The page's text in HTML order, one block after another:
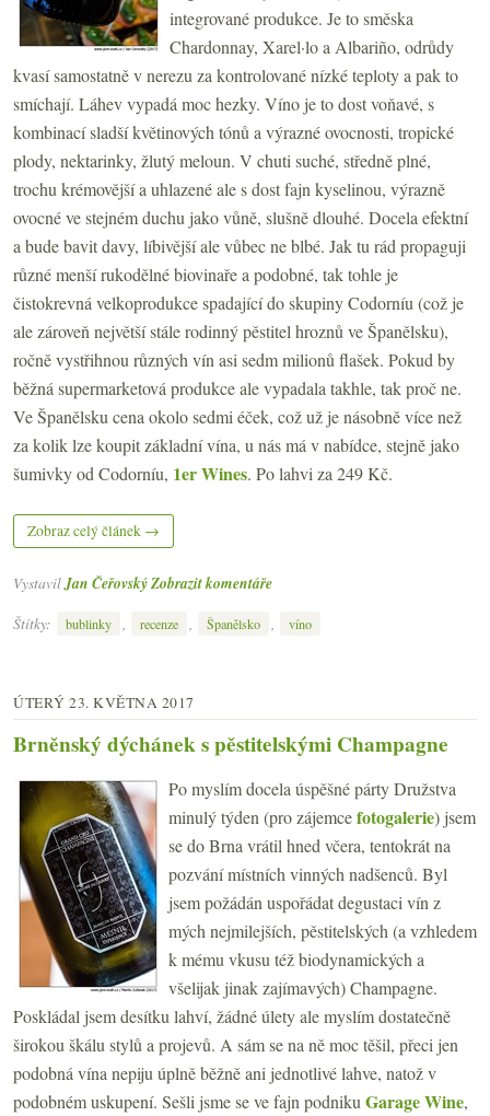
integrované produkce. Je to směska
Chardonnay, Xarel·lo a Albariño, odrůdy
kvasí samostatně v nerezu za kontrolované nízké teploty a pak to
smíchají. Láhev vypadá moc hezky. Víno je to dost voňavé, s
kombinací sladší květinových tónů a výrazné ovocnosti, tropické
plody, nektarinky, žlutý meloun. V chuti suché, středně plné,
trochu krémovější a uhlazené ale s dost fajn kyselinou, výrazně
ovocné ve stejném duchu jako vůně, slušně dlouhé. Docela efektní
a bude bavit davy, líbivější ale vůbec ne blbé. Jak tu rád propaguji
různé menší rukodělné biovinaře a podobné, tak tohle je
čistokrevná velkoprodukce spadající do skupiny Codorníu (což je
ale zároveň největší stále rodinný pěstitel hroznů ve Španělsku),
ročně vystřihnou různých vín asi sedm milionů flašek. Pokud by
běžná supermarketová produkce ale vypadala takhle, tak proč ne.
Ve Španělsku cena okolo sedmi éček, což už je násobně více než
za kolik lze koupit základní vína, u nás má v nabídce, stejně jako
šumivky od Codorníu, 1er Wines. Po lahvi za 249 Kč.
Zobraz celý článek →
VystavilJan ČeřovskýZobrazit komentáře
Štítky:
bublinky recenze Španělsko víno
ÚTERÝ 23. KVĚTNA 2017
Brněnský dýchánek s pěstitelskými Champagne
Po myslím docela úspěšné párty Družstva
minulý týden (pro zájemcefotogalerie) jsem
se do Brna vrátil hned včera, tentokrát na
pozvání místních vinných nadšenců. Byl
jsem požádán uspořádat degustaci vín z
mých nejmilejších, pěstitelských (a vzhledem
k mému vkusu též biodynamických a
všelijak jinak zajímavých) Champagne.
Poskládal jsem desítku lahví, žádné úlety ale myslím dostatečně
širokou škálu stylů a projevů. A sám se na ně moc těšil, přeci jen
podobná vína nepiju úplně běžně ani jednotlivé lahve, natož v
podobném uskupení. Sešli jsme se ve fajn podniku Garage Wine,